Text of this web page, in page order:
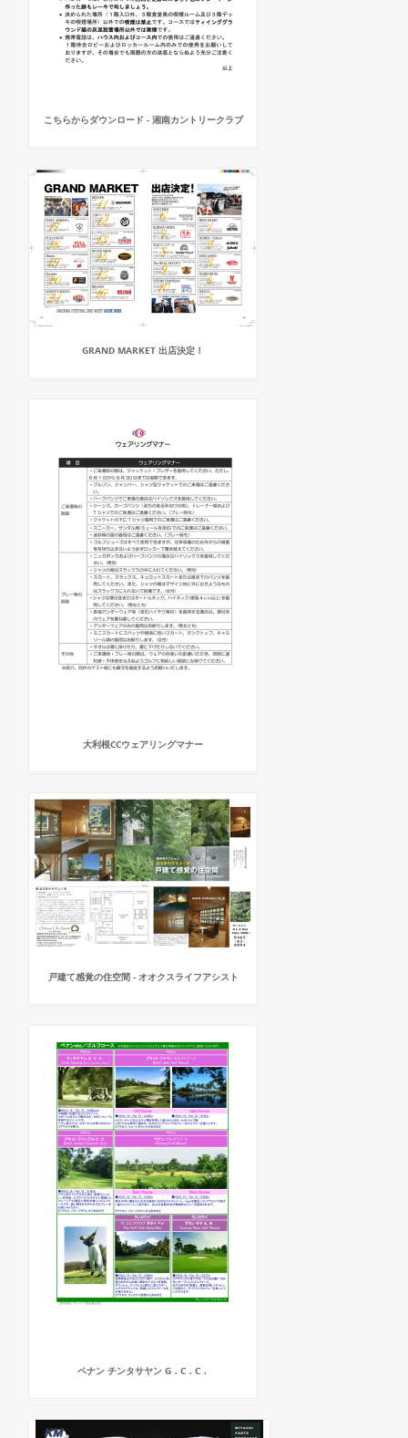
こちらからダウンロード - 湘南カントリークラブ
GRAND MARKET 出店決定！
大利根CCウェアリングマナー
戸建て感覚の住空間 - オオクスライフアシスト
ペナン チンタサヤン G．C．C．